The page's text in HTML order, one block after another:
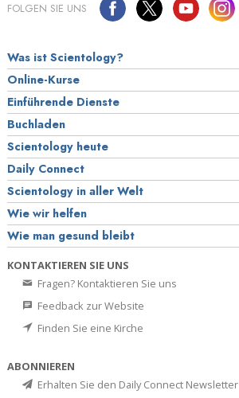
FOLGEN SIE UNS
Was ist Scientology?
Online-Kurse
Einführende Dienste
Buchladen
Scientology heute
Daily Connect
Scientology in aller Welt
Wie wir helfen
Wie man gesund bleibt
KONTAKTIEREN SIE UNS
Fragen? Kontaktieren Sie uns
Feedback zur Website
Finden Sie eine Kirche
ABONNIEREN
Erhalten Sie den Daily Connect Newsletter